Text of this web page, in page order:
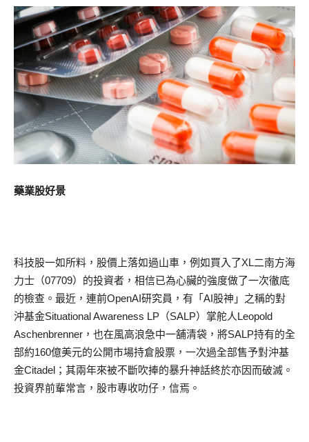
藥業股好景
科技股一如所料，股價上落如過山車，例如買入了XL二南方海
力士（07709）的投資者，相信已為心臟的強度做了一次徹底
的檢查。最近，連前OpenAI研究員，有「AI股神」之稱的對
沖基金Situational Awareness LP（SALP）掌舵人Leopold
Aschenbrenner，也在風高浪急中一舖清袋，將SALP持有的全
部約160億美元的公開市場持倉股票，一次過全部售予對沖基
金Citadel；其兩年來被不斷吹捧的暴升神話終於亦因而破滅。
投資界前輩常言，股市專收叻仔，信焉。